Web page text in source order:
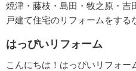
焼津・藤枝・島田・牧之原・吉
戸建て住宅のリフォームをする
はっぴいリフォーム
こんにちは！はっぴいリフォー